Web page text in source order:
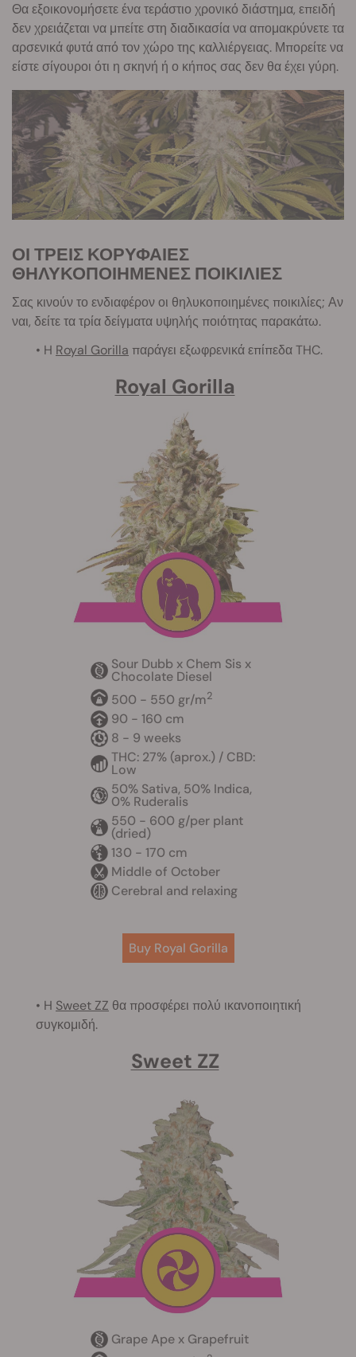
Θα εξοικονομήσετε ένα τεράστιο χρονικό διάστημα, επειδή
δεν χρειάζεται να μπείτε στη διαδικασία να απομακρύνετε τα
αρσενικά φυτά από τον χώρο της καλλιέργειας. Μπορείτε να
είστε σίγουροι ότι η σκηνή ή ο κήπος σας δεν θα έχει γύρη.
ΟΙ ΤΡΕΙΣ ΚΟΡΥΦΑΙΕΣ
ΘΗΛΥΚΟΠΟΙΗΜΕΝΕΣ ΠΟΙΚΙΛΙΕΣ
Σας κινούν το ενδιαφέρον οι θηλυκοποιημένες ποικιλίες; Αν
ναι, δείτε τα τρία δείγματα υψηλής ποιότητας παρακάτω.
• H Royal Gorilla παράγει εξωφρενικά επίπεδα THC.
Royal Gorilla
Sour Dubb x Chem Sis x
Chocolate Diesel
500 - 550 gr/m2
90 - 160 cm
8 - 9 weeks
THC: 27% (aprox.) / CBD:
Low
50% Sativa, 50% Indica,
0% Ruderalis
550 - 600 g/per plant
(dried)
130 - 170 cm
Middle of October
Cerebral and relaxing
Buy Royal Gorilla
• H Sweet ZZ θα προσφέρει πολύ ικανοποιητική
συγκομιδή.
Sweet ZZ
Grape Ape x Grapefruit